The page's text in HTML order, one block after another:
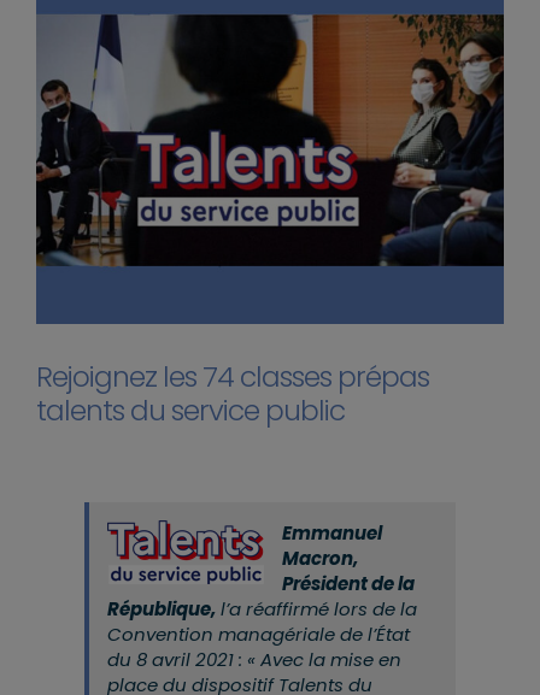
Rejoignez les 74 classes prépas
talents du service public
Emmanuel
Macron,
Président de la
République,l’a réaffirmé lors de la
Convention managériale de l’État
du 8 avril 2021 : « Avec la mise en
place du dispositif Talents du